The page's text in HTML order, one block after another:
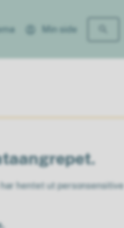
Min side
hentet ut personsensitive